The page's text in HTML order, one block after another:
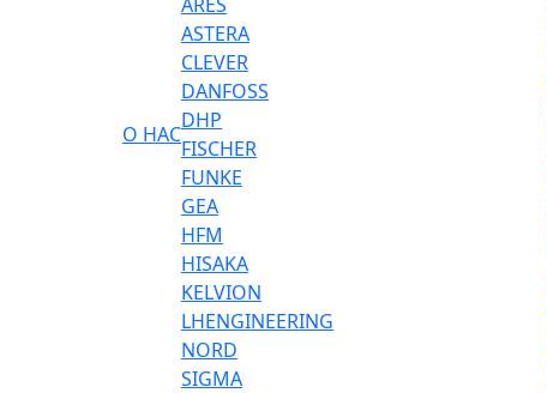
О НАС
ASTERA
CLEVER
DANFOSS
DHP
FISCHER
FUNKE
GEA
HFM
HISAKA
KELVION
LHENGINEERING
NORD
SIGMA